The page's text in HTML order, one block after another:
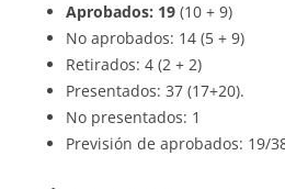
Aprobados: 19 (10 + 9)
No aprobados: 14 (5 + 9)
Retirados: 4 (2 + 2)
Presentados: 37 (17+20).
No presentados: 1
Previsión de aprobados: 19/